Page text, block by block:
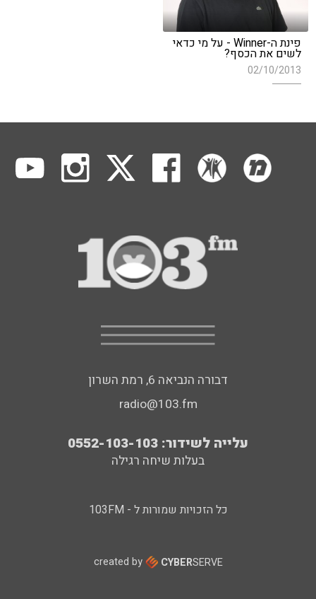
פינת ה-Winner - על מי כדאי
לשים את הכסף?
02/10/2013
דבורה הנביאה 6, רמת השרון
radio@103.fm
עלייה לשידור: 0552-103-103
בעלות שיחה רגילה
כל הזכויות שמורות ל - 103FM
created by CYBERSERVE